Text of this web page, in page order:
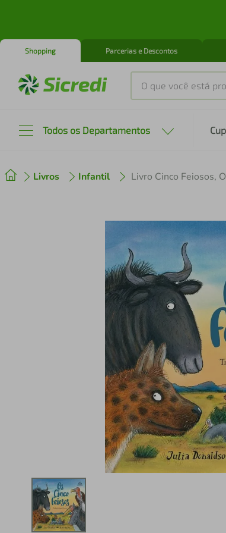
Shopping Parcerias e Descontos
O que você está
Todos os Departamentos
Livros Infantil Livro Cinco Feiosos,
2º cafeteira
4º air fryer
5 º iphone